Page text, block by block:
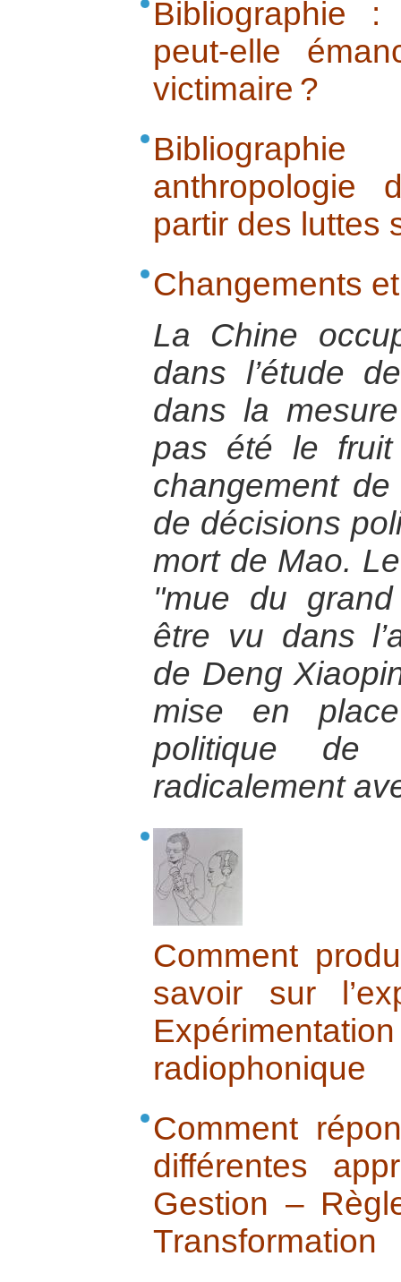
Bibliographie
peut-elle
victimaire ?
anthropologie
partir des luttes
Changements
La Chine
dans l’étude
dans la
pas été le fruit
changement
de décisions
mort de Mao.
"mue du
être vu dans
de Deng
mise en
politique de
radicalement
Comment
savoir sur
radiophonique
Comment
différentes
Gestion –
Transformation